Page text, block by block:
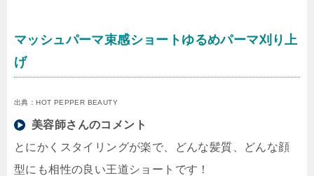
マッシュパーマ束感ショートゆるめパーマ刈り上
げ
出典：HOT PEPPER BEAUTY
美容師さんのコメント
とにかくスタイリングが楽で、どんな髪質、どんな顔
型にも相性の良い王道ショートです！